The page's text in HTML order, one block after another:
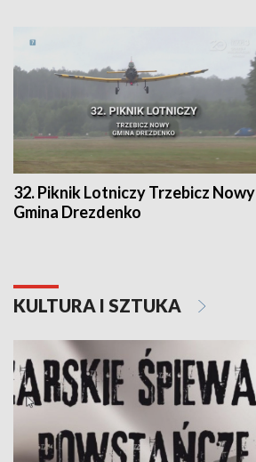
32. Piknik Lotniczy Trzebicz Nowy
Gmina Drezdenko
KULTURA I SZTUKA